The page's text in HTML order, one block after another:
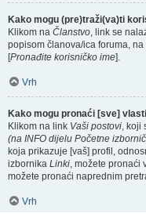
Kako mogu (pre)traži(va)ti
Klikom na Članstvo, link se
popisom članova/ica foruma,
[Pronađite korisničko ime].
Vrh
Kako mogu pronaći [sve]
Klikom na link Vaši postovi, koji
(na INFO dijelu Početne
koja prikazuje [vaš] profil,
izbornika Linki, možete pronaći
možete pronaći naprednim
Vrh